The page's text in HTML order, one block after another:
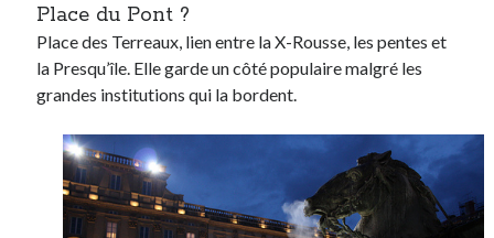
Green
Humeur
Lectures
Lyon
Mini-monsieur
Non classé
Parole de Follower
Patchwork
Place du Pont ?
Place des Terreaux, lien entre la X-Rousse, les pentes et
la Presqu’île. Elle garde un côté populaire malgré les
grandes institutions qui la bordent.